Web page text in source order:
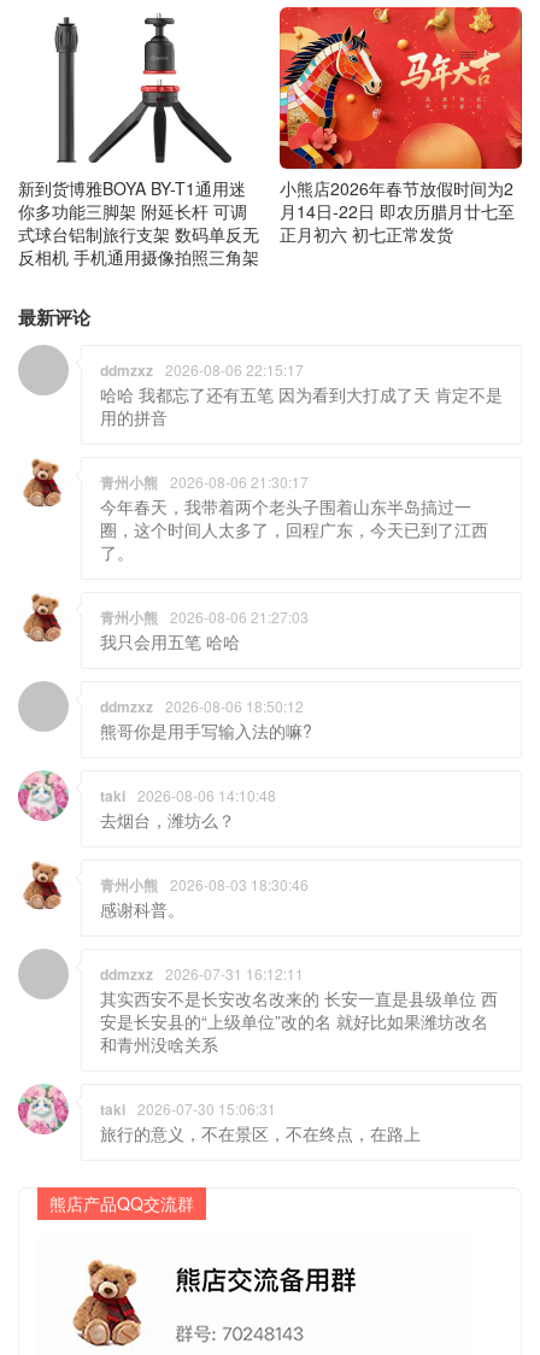
新到货博雅BOYA BY-T1通用迷
你多功能三脚架 附延长杆 可调
式球台铝制旅行支架 数码单反无
反相机 手机通用摄像拍照三角架
小熊店2026年春节放假时间为2
月14日-22日 即农历腊月廿七至
正月初六 初七正常发货
最新评论
ddmzxz 2026-08-06 22:15:17
哈哈 我都忘了还有五笔 因为看到大打成了天 肯定不是
用的拼音
青州小熊 2026-08-06 21:30:17
今年春天，我带着两个老头子围着山东半岛搞过一
圈，这个时间人太多了，回程广东，今天已到了江西
了。
青州小熊 2026-08-06 21:27:03
我只会用五笔 哈哈
ddmzxz 2026-08-06 18:50:12
熊哥你是用手写输入法的嘛?
taki 2026-08-06 14:10:48
去烟台，潍坊么？
青州小熊 2026-08-03 18:30:46
感谢科普。
ddmzxz 2026-07-31 16:12:11
其实西安不是长安改名改来的 长安一直是县级单位 西
安是长安县的“上级单位”改的名 就好比如果潍坊改名
和青州没啥关系
taki 2026-07-30 15:06:31
旅行的意义，不在景区，不在终点，在路上
熊店产品QQ交流群